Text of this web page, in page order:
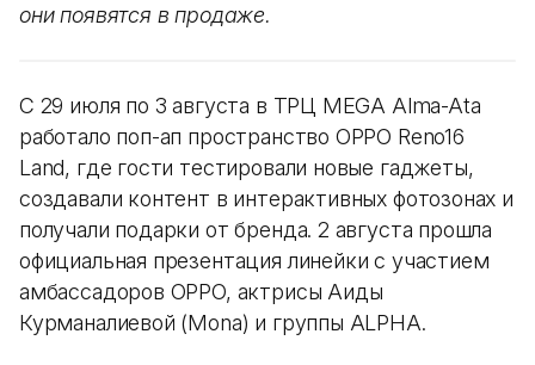
они появятся в продаже.
С 29 июля по 3 августа в ТРЦ MEGA Alma-Ata
работало поп-ап пространство OPPO Reno16
Land, где гости тестировали новые гаджеты,
создавали контент в интерактивных фотозонах и
получали подарки от бренда. 2 августа прошла
официальная презентация линейки с участием
амбассадоров OPPO, актрисы Аиды
Курманалиевой (Mona) и группы ALPHA.